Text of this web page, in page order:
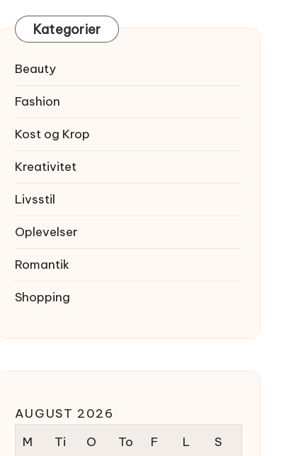
Kategorier
Beauty
Fashion
Kost og Krop
Kreativitet
Livsstil
Oplevelser
Romantik
Shopping
AUGUST 2026
M
Ti O To F L S